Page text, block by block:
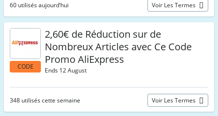
60 utilisés aujourd’hui Voir Les Termes
CODE
2,60€ de Réduction sur de
Nombreux Articles avec Ce Code
Promo AliExpress
Ends 12 August
348 utilisés cette semaine Voir Les Termes